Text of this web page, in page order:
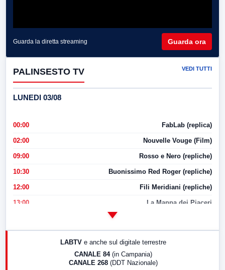
Guarda la diretta streaming Guarda ora
PALINSESTO TV VEDI TUTTI
LUNEDI 03/08
00:00 FabLab (replica)
02:00 Nouvelle Vouge (Film)
09:00 Rosso e Nero (repliche)
10:30 Buonissimo Red Roger (repliche)
12:00 Fili Meridiani (repliche)
13:00 La Mappa dei Piaceri
LABTV e anche sul digitale terrestre
CANALE 84 (in Campania)
CANALE 268 (DDT Nazionale)